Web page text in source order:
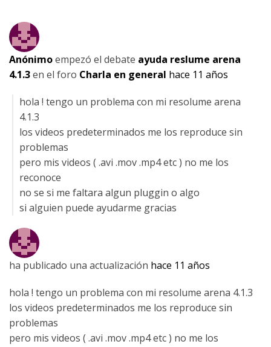
Anónimoempezó el debate ayuda reslume arena
4.1.3en el foro Charla en general hace 11 años
hola ! tengo un problema con mi resolume arena
4.1.3
los videos predeterminados me los reproduce sin
problemas
pero mis videos ( .avi .mov .mp4 etc ) no me los
reconoce
no se si me faltara algun pluggin o algo
si alguien puede ayudarme gracias
ha publicado una actualización hace 11 años
hola ! tengo un problema con mi resolume arena 4.1.3
los videos predeterminados me los reproduce sin
problemas
pero mis videos ( .avi .mov .mp4 etc ) no me los